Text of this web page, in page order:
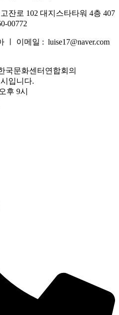
잔로 102 대지스타타워 4층 407
00772
이메일 : luise17@naver.com
국문화센터연합회의
입니다.
후 9시